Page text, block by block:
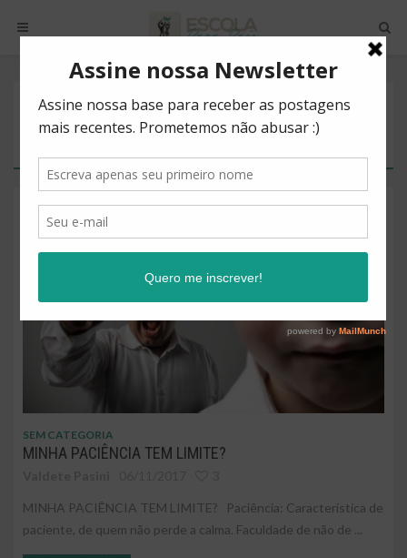
POSTS BY TAG
ENTENDIMENTO
SEM CATEGORIA
MINHA PACIÊNCIA TEM LIMITE?
MINHA PACIÊNCIA TEM LIMITE? Paciência: Característica de
paciente, de quem não perde a calma. Faculdade de não de ...